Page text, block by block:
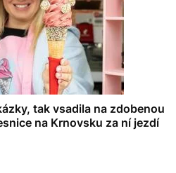
tak vsadila na zdobenou
na Krnovsku za ní jezdí